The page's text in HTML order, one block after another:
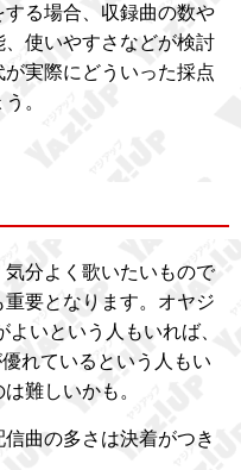
る場合、収録曲の数や
使いやすさなどが検討
実際にどういった採点
。
分よく歌いたいもので
要となります。オヤジ
いという人もいれば、
れているという人もい
難しいかも。
曲の多さは決着がつき